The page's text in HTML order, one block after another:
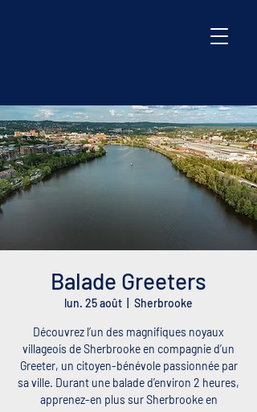
Balade Greeters
lun. 25 août Sherbrooke
Découvrez l’un des magnifiques noyaux
villageois de Sherbrooke en compagnie d’un
Greeter, un citoyen-bénévole passionnée par
sa ville. Durant une balade d’environ 2 heures,
apprenez-en plus sur Sherbrooke en